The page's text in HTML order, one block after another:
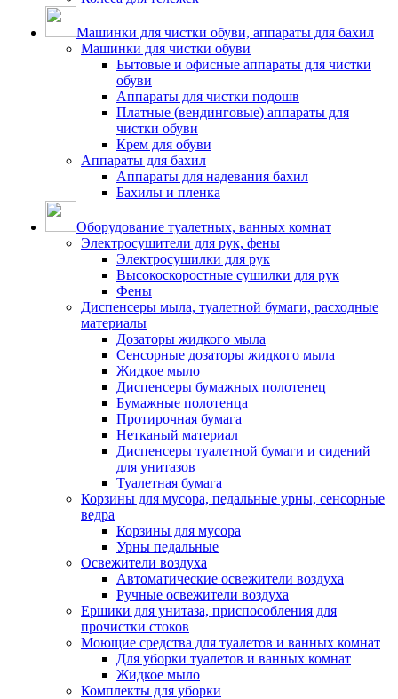
Машинки для чистки обуви, аппараты для бахил
Машинки для чистки обуви
Бытовые и офисные аппараты для чистки
обуви
Аппараты для чистки подошв
Платные (вендинговые) аппараты для
чистки обуви
Крем для обуви
Аппараты для бахил
Аппараты для надевания бахил
Бахилы и пленка
Оборудование туалетных, ванных комнат
Электросушители для рук, фены
Электросушилки для рук
Высокоскоростные сушилки для рук
Фены
Диспенсеры мыла, туалетной бумаги, расходные
материалы
Дозаторы жидкого мыла
Сенсорные дозаторы жидкого мыла
Жидкое мыло
Диспенсеры бумажных полотенец
Бумажные полотенца
Протирочная бумага
Нетканый материал
Диспенсеры туалетной бумаги и сидений
для унитазов
Туалетная бумага
Корзины для мусора, педальные урны, сенсорные
ведра
Корзины для мусора
Урны педальные
Освежители воздуха
Автоматические освежители воздуха
Ручные освежители воздуха
Ершики для унитаза, приспособления для
прочистки стоков
Моющие средства для туалетов и ванных комнат
Для уборки туалетов и ванных комнат
Жидкое мыло
Комплекты для уборки